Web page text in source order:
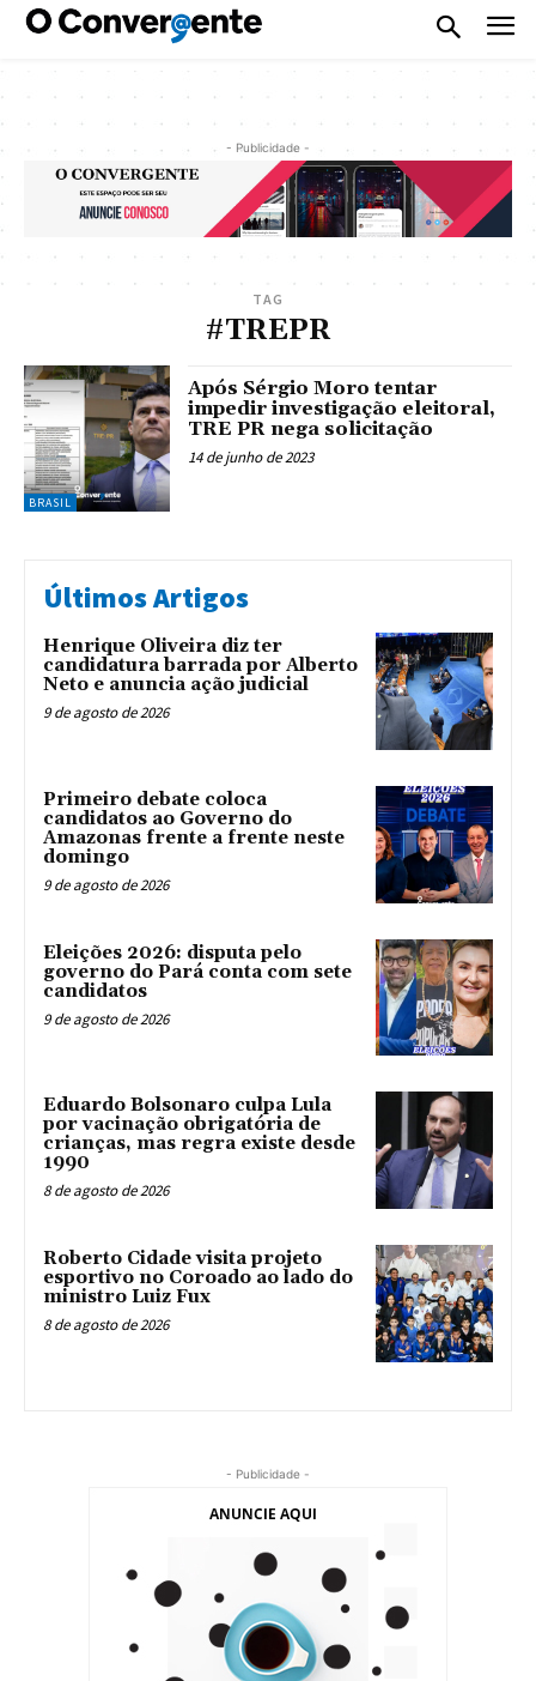
- Publicidade -
TAG
#TREPR
BRASIL
Após Sérgio Moro tentar
impedir investigação eleitoral,
TRE PR nega solicitação
14 de junho de 2023
Últimos Artigos
Henrique Oliveira diz ter
candidatura barrada por Alberto
Neto e anuncia ação judicial
9 de agosto de 2026
Primeiro debate coloca
candidatos ao Governo do
Amazonas frente a frente neste
domingo
9 de agosto de 2026
Eleições 2026: disputa pelo
governo do Pará conta com sete
candidatos
9 de agosto de 2026
Eduardo Bolsonaro culpa Lula
por vacinação obrigatória de
crianças, mas regra existe desde
1990
8 de agosto de 2026
Roberto Cidade visita projeto
esportivo no Coroado ao lado do
ministro Luiz Fux
8 de agosto de 2026
- Publicidade -